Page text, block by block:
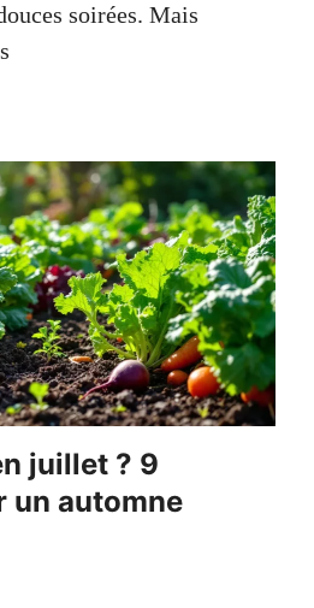
soirées. Mais
juillet ? 9
un automne